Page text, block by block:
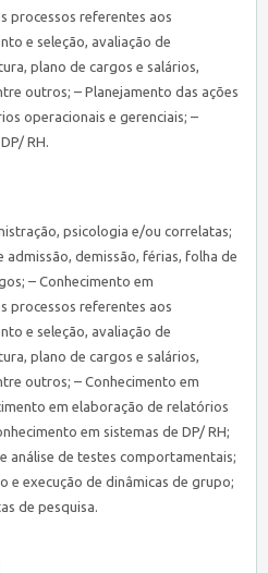
processos referentes aos
e seleção, avaliação de
plano de cargos e salários,
outros; – Planejamento das ações
operacionais e gerenciais; –
RH.
psicologia e/ou correlatas;
admissão, demissão, férias, folha de
– Conhecimento em
processos referentes aos
e seleção, avaliação de
plano de cargos e salários,
outros; – Conhecimento em
em elaboração de relatórios
em sistemas de DP/ RH;
análise de testes comportamentais;
e execução de dinâmicas de grupo;
de pesquisa.